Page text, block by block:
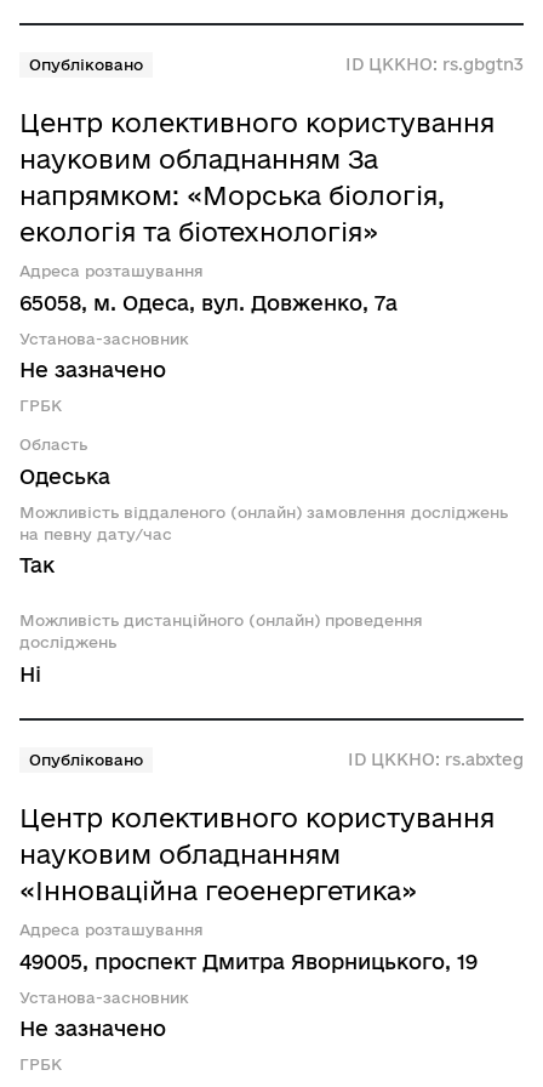
Опубліковано ID ЦККНО: rs.gbgtn3
Центр колективного користування
науковим обладнанням За
напрямком: «Морська біологія,
екологія та біотехнологія»
Адреса розташування
65058, м. Одеса, вул. Довженко, 7а
Установа-засновник
Не зазначено
ГРБК
Область
Одеська
Можливість віддаленого (онлайн) замовлення досліджень
на певну дату/час
Так
Можливість дистанційного (онлайн) проведення
досліджень
Ні
Опубліковано ID ЦККНО: rs.abxteg
Центр колективного користування
науковим обладнанням
«Інноваційна геоенергетика»
Адреса розташування
49005, проспект Дмитра Яворницького, 19
Установа-засновник
Не зазначено
ГРБК